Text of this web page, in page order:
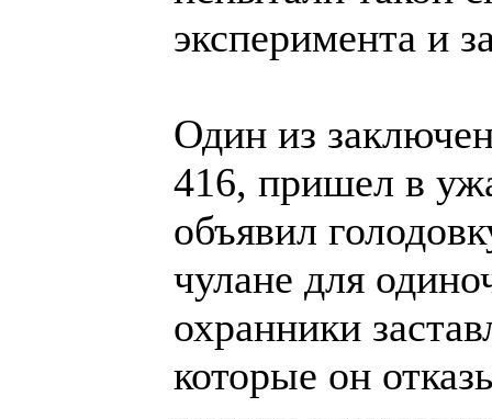
эксперимента и
Один из
416, пришел в
объявил
чулане для
охранники
которые он